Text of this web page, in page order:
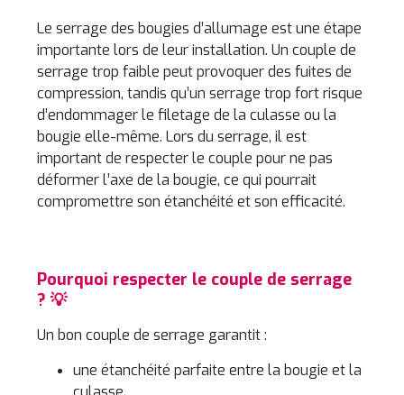
Le serrage des bougies d’allumage est une étape
importante lors de leur installation. Un couple de
serrage trop faible peut provoquer des fuites de
compression, tandis qu’un serrage trop fort risque
d’endommager le filetage de la culasse ou la
bougie elle-même. Lors du serrage, il est
important de respecter le couple pour ne pas
déformer l’axe de la bougie, ce qui pourrait
compromettre son étanchéité et son efficacité.
Pourquoi respecter le couple de serrage
? 💡
Un bon couple de serrage garantit :
une étanchéité parfaite entre la bougie et la